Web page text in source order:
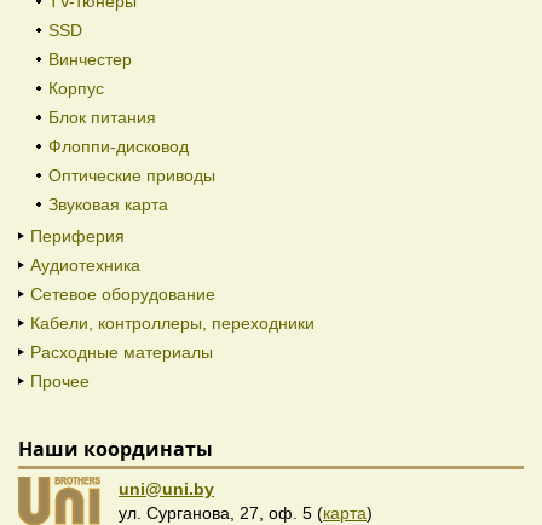
SSD
Винчестер
Корпус
Блок питания
Флоппи-дисковод
Оптические приводы
Звуковая карта
Периферия
Аудиотехника
Сетевое оборудование
Кабели, контроллеры, переходники
Расходные материалы
Прочее
Наши координаты
uni@uni.by
ул. Сурганова, 27, оф. 5 (карта)